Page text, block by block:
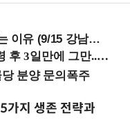
유 (9/15 강남역)
지 생존 전략과